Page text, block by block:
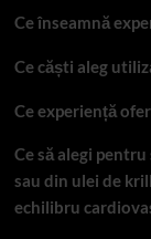
Ce înseamnă
Ce căști aleg
Ce experiență
Ce să alegi
sau din ulei de
echilibru